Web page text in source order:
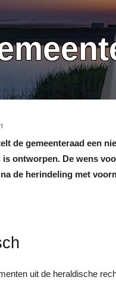
de gemeenteraad een
ontworpen. De wens
de herindeling met
uit de heraldische